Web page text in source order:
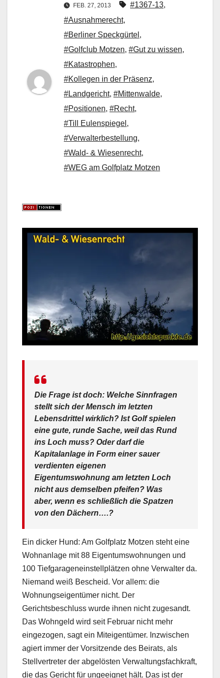
FEB. 27, 2013 #1367-13,
#Ausnahmerecht,
#Berliner Speckgürtel ,
#Golfclub Motzen, #Gut zu wissen,
#Katastrophen,
#Kollegen in der Präsenz,
#Landgericht, #Mittenwalde,
#Positionen, #Recht,
#Till Eulenspiegel ,
#Verwalterbestellung,
#Wald- & Wiesenrecht,
#WEG am Golfplatz Motzen
Die Frage ist doch: Welche Sinnfragen
stellt sich der Mensch im letzten
Lebensdrittel wirklich? Ist Golf spielen
eine gute, runde Sache, weil das Rund
ins Loch muss? Oder darf die
Kapitalanlage in Form einer sauer
verdienten eigenen
Eigentumswohnung am letzten Loch
nicht aus demselben pfeifen? Was
aber, wenn es schließlich die Spatzen
von den Dächern….?
Ein dicker Hund: Am Golfplatz Motzen steht eine
Wohnanlage mit 88 Eigentumswohnungen und
100 Tiefgarageneinstellplätzen ohne Verwalter da.
Niemand weiß Bescheid. Vor allem: die
Wohnungseigentümer nicht. Der
Gerichtsbeschluss wurde ihnen nicht zugesandt.
Das Wohngeld wird seit Februar nicht mehr
eingezogen, sagt ein Miteigentümer. Inzwischen
agiert immer der Vorsitzende des Beirats, als
Stellvertreter der abgelösten Verwaltungsfachkraft,
die das Gericht für ungeeignet hält. Das ist der